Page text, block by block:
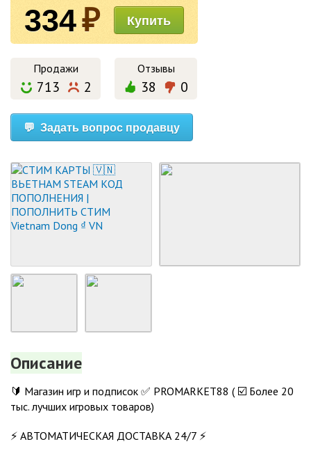
334₽
Продажи
713 2
Отзывы
38 0
💬 Задать вопрос продавцу
Описание
🔰 Магазин игр и подписок ✅ PROMARKET88 ( ☑️ Более 20
тыс. лучших игровых товаров)
⚡ АВТОМАТИЧЕСКАЯ ДОСТАВКА 24/7 ⚡